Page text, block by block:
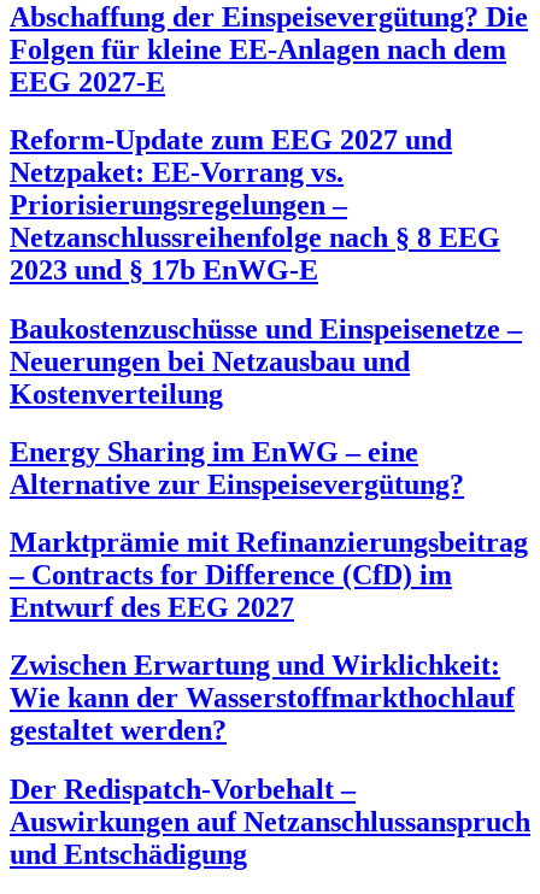
Abschaffung der Einspeisevergütung? Die
Folgen für kleine EE-Anlagen nach dem
EEG 2027-E
Reform-Update zum EEG 2027 und
Netzpaket: EE-Vorrang vs.
Priorisierungsregelungen –
Netzanschlussreihenfolge nach § 8 EEG
2023 und § 17b EnWG-E
Baukostenzuschüsse und Einspeisenetze –
Neuerungen bei Netzausbau und
Kostenverteilung
Energy Sharing im EnWG – eine
Alternative zur Einspeisevergütung?
Marktprämie mit Refinanzierungsbeitrag
– Contracts for Difference (CfD) im
Entwurf des EEG 2027
Zwischen Erwartung und Wirklichkeit:
Wie kann der Wasserstoffmarkthochlauf
gestaltet werden?
Der Redispatch-Vorbehalt –
Auswirkungen auf Netzanschlussanspruch
und Entschädigung